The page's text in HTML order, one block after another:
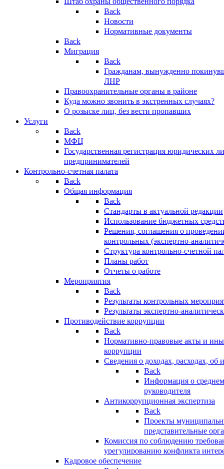
Back
Новости
Нормативные документы
Back
Миграция
Back
Гражданам, вынужденно
ЛНР
Правоохранительные органы в районе
Куда можно звонить в экстренных случаях?
О розыске лиц, без вести пропавших
Услуги
Back
МФЦ
Государственная регистрация юридических
предпринимателей
Контрольно-счетная палата
Back
Общая информация
Back
Стандарты в актуальной редакции
Использование бюджетных
Решения, соглашения о
контрольных (экспертно-
Структура контрольно-счетной
Планы работ
Отчеты о работе
Мероприятия
Back
Результаты контрольных
Результаты экспертно-
Противодействие коррупции
Back
Нормативно-правовые акты и
коррупции
Сведения о доходах, расходах, об
Back
Информация о
руководителя
Антикоррупционная экспертиза
Back
Проекты
представительные
Комиссия по соблюдению
урегулированию конфликта
Кадровое обеспечение